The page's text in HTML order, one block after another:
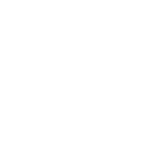
קלחי תירס צרובים על מחבת עם גבינה
נשנושי פרגיות
אז פסטל טוניסאי
פיצה של תשעת הימים ולמה היא נקראת